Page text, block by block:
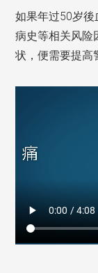
如果年过50岁
病史等相关风险
状，便需要提高